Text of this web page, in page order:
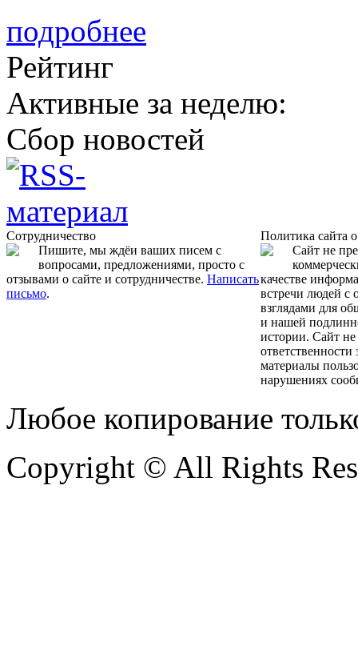
подробнее
Рейтинг
Активные за неделю:
Сбор новостей
Сотрудничество
Пишите, мы ждёи ваших писем с
вопросами, предложениями, просто с
отзывами о сайте и сотрудничестве. Написать
письмо.
Политика сайта
Сайт не
качестве
встречи людей с
взглядами для
и нашей
истории. Сайт не
материалы
нарушениях
Любое копирование
Copyright © All Rights